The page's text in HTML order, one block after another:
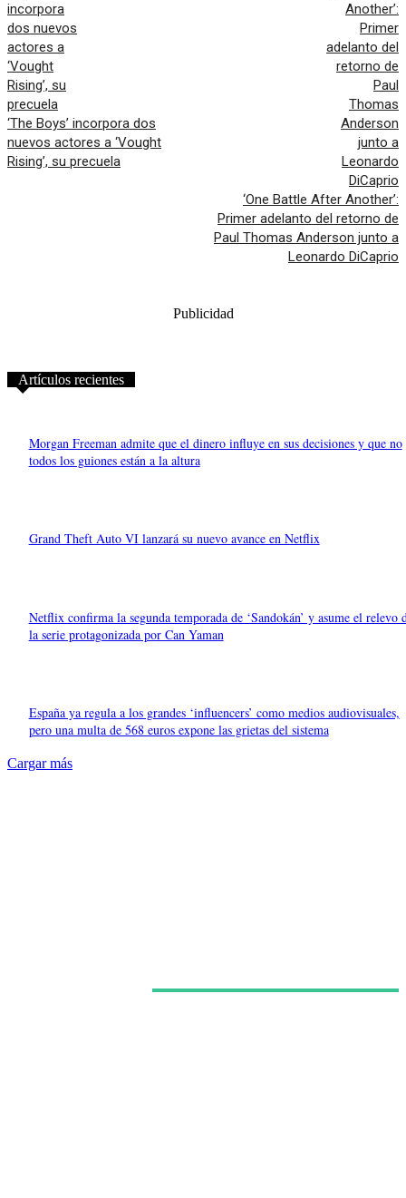
‘The Boys’ incorpora dos
nuevos actores a ‘Vought
Rising’, su precuela
‘One Battle After Another’:
Primer adelanto del retorno de
Paul Thomas Anderson junto a
Leonardo DiCaprio
Publicidad
Artículos recientes
Morgan Freeman admite que el dinero influye en sus decisiones y que no
todos los guiones están a la altura
Grand Theft Auto VI lanzará su nuevo avance en Netflix
Netflix confirma la segunda temporada de ‘Sandokán’ y asume el relevo
la serie protagonizada por Can Yaman
España ya regula a los grandes ‘influencers’ como medios audiovisuales,
pero una multa de 568 euros expone las grietas del sistema
Cargar más